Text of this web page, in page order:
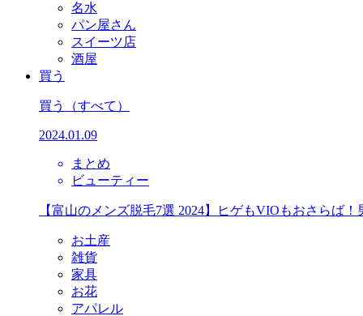
名水
パン屋さん
スイーツ店
酒屋
買う
買う （すべて）
2024.01.09
まとめ
ビューティー
【富山のメンズ脱毛7選 2024】ヒゲもVIOもおさらば
お土産
雑貨
家具
お花
アパレル